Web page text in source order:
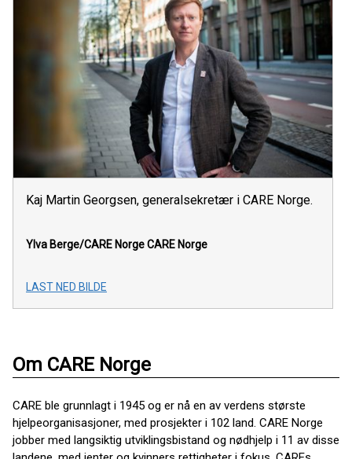
Kaj Martin Georgsen, generalsekretær i CARE Norge.
Ylva Berge/CARE NorgeCARE Norge
LAST NED BILDE
Om CARE Norge
CARE ble grunnlagt i 1945 og er nå en av verdens største
hjelpeorganisasjoner, med prosjekter i 102 land. CARE Norge
jobber med langsiktig utviklingsbistand og nødhjelp i 11 av disse